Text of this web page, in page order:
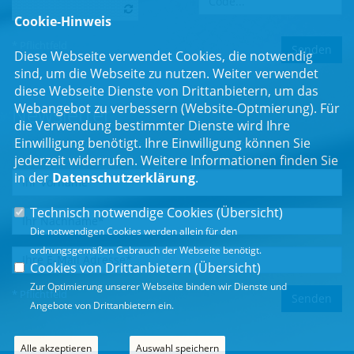
Newsletter
Erhalten Sie Neuigkeiten aus dem Landtag und der Region.
* Pflichtfeld
Cookie-Hinweis
Diese Webseite verwendet Cookies, die notwendig
sind, um die Webseite zu nutzen. Weiter verwendet
diese Webseite Dienste von Drittanbietern, um das
Webangebot zu verbessern (Website-Optmierung). Für
die Verwendung bestimmter Dienste wird Ihre
Einwilligung benötigt. Ihre Einwilligung können Sie
jederzeit widerrufen. Weitere Informationen finden Sie
in der Datenschutzerklärung.
Technisch notwendige Cookies (Übersicht)
Die notwendigen Cookies werden allein für den
ordnungsgemäßen Gebrauch der Webseite benötigt.
Cookies von Drittanbietern (Übersicht)
Zur Optimierung unserer Webseite binden wir Dienste und
Angebote von Drittanbietern ein.
Alle akzeptieren Auswahl speichern